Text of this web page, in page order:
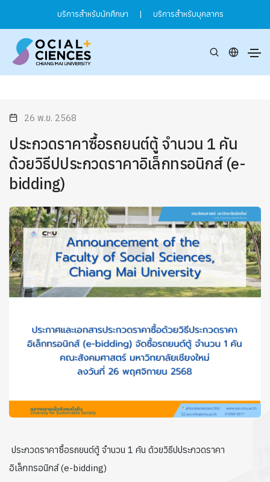
บริการสำหรับนักศึกษา | บริการสำหรับบุคลากร
26 พ.ย. 2568
ประกวดราคาซื้อรถยนต์ตู้ จำนวน 1 คัน
ด้วยวิธีปประกวดราคาอิเล็กทรอนิกส์ (e-
bidding)
ประกวดราคาซื้อรถยนต์ตู้ จำนวน 1 คัน ด้วยวิธีปประกวดราคา
อิเล็กทรอนิกส์ (e-bidding)